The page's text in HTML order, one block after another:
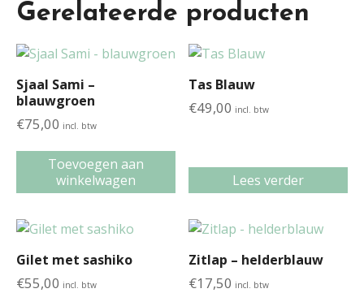
Gerelateerde producten
Sjaal Sami –
blauwgroen
€75,00 incl. btw
Toevoegen aan
winkelwagen
Tas Blauw
€49,00 incl. btw
Lees verder
Gilet met sashiko
€55,00 incl. btw
Zitlap – helderblauw
€17,50 incl. btw